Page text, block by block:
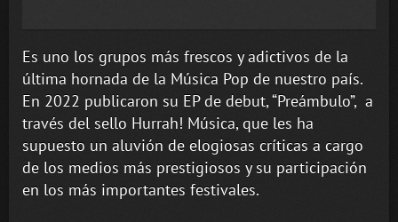
Es uno los grupos más frescos y adictivos de la
última hornada de la Música Pop de nuestro país.
En 2022 publicaron su EP de debut, “Preámbulo”, a
través del sello Hurrah! Música, que les ha
supuesto un aluvión de elogiosas críticas a cargo
de los medios más prestigiosos y su participación
en los más importantes festivales.